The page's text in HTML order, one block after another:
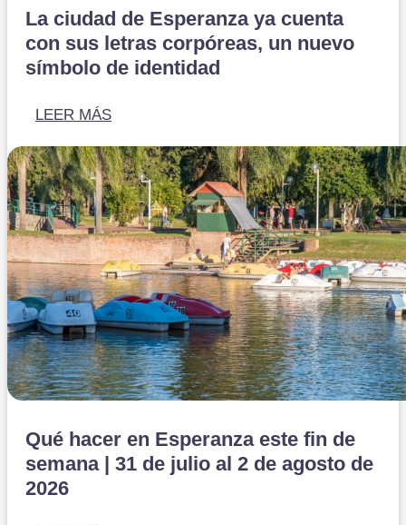
La ciudad de Esperanza ya cuenta
con sus letras corpóreas, un nuevo
símbolo de identidad
LEER MÁS
Qué hacer en Esperanza este fin de
semana | 31 de julio al 2 de agosto de
2026